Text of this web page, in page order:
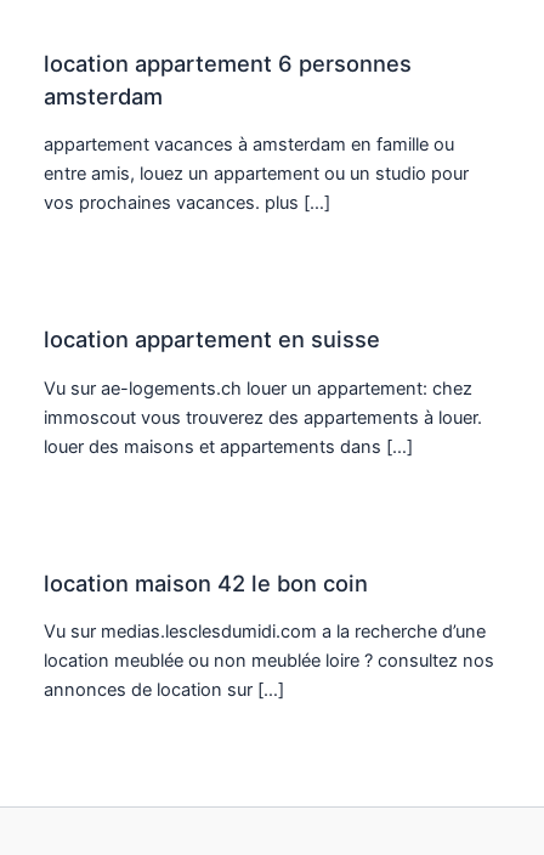
location appartement 6 personnes
amsterdam
appartement vacances à amsterdam en famille ou
entre amis, louez un appartement ou un studio pour
vos prochaines vacances. plus […]
location appartement en suisse
Vu sur ae-logements.ch louer un appartement: chez
immoscout vous trouverez des appartements à louer.
louer des maisons et appartements dans […]
location maison 42 le bon coin
Vu sur medias.lesclesdumidi.com a la recherche d’une
location meublée ou non meublée loire ? consultez nos
annonces de location sur […]